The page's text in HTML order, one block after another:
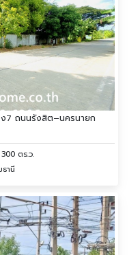
7 ถนนรังสิต–นครนายก
ตร.ว.
านี